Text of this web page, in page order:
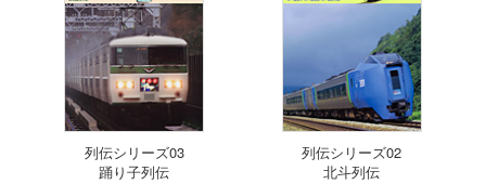
列伝シリーズ03
踊り子列伝
列伝シリーズ02
北斗列伝